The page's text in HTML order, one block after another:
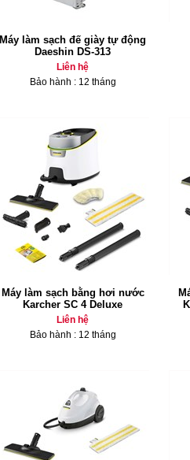
Máy làm sạch đế giày tự động
Daeshin DS-313
Liên hệ
Bảo hành : 12 tháng
Máy làm sạch bằng hơi nước
Karcher SC 4 Deluxe
Liên hệ
Bảo hành : 12 tháng